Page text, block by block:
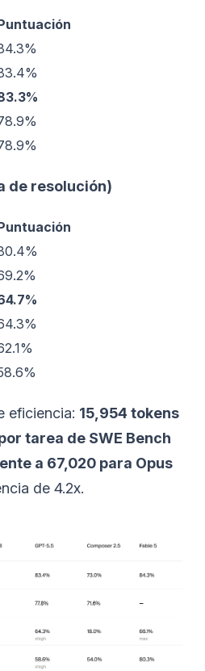
de resolución)
eficiencia: 15,954 tokens
tarea de SWE Bench
a 67,020 para Opus
de 4.2x.